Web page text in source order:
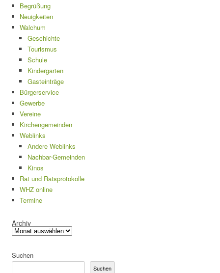
Begrüßung
Neuigkeiten
Walchum
Geschichte
Tourismus
Schule
Kindergarten
Gasteinträge
Bürgerservice
Gewerbe
Vereine
Kirchengemeinden
Weblinks
Andere Weblinks
Nachbar-Gemeinden
Kinos
Rat und Ratsprotokolle
WHZ online
Termine
Archiv
Suchen
Suchen